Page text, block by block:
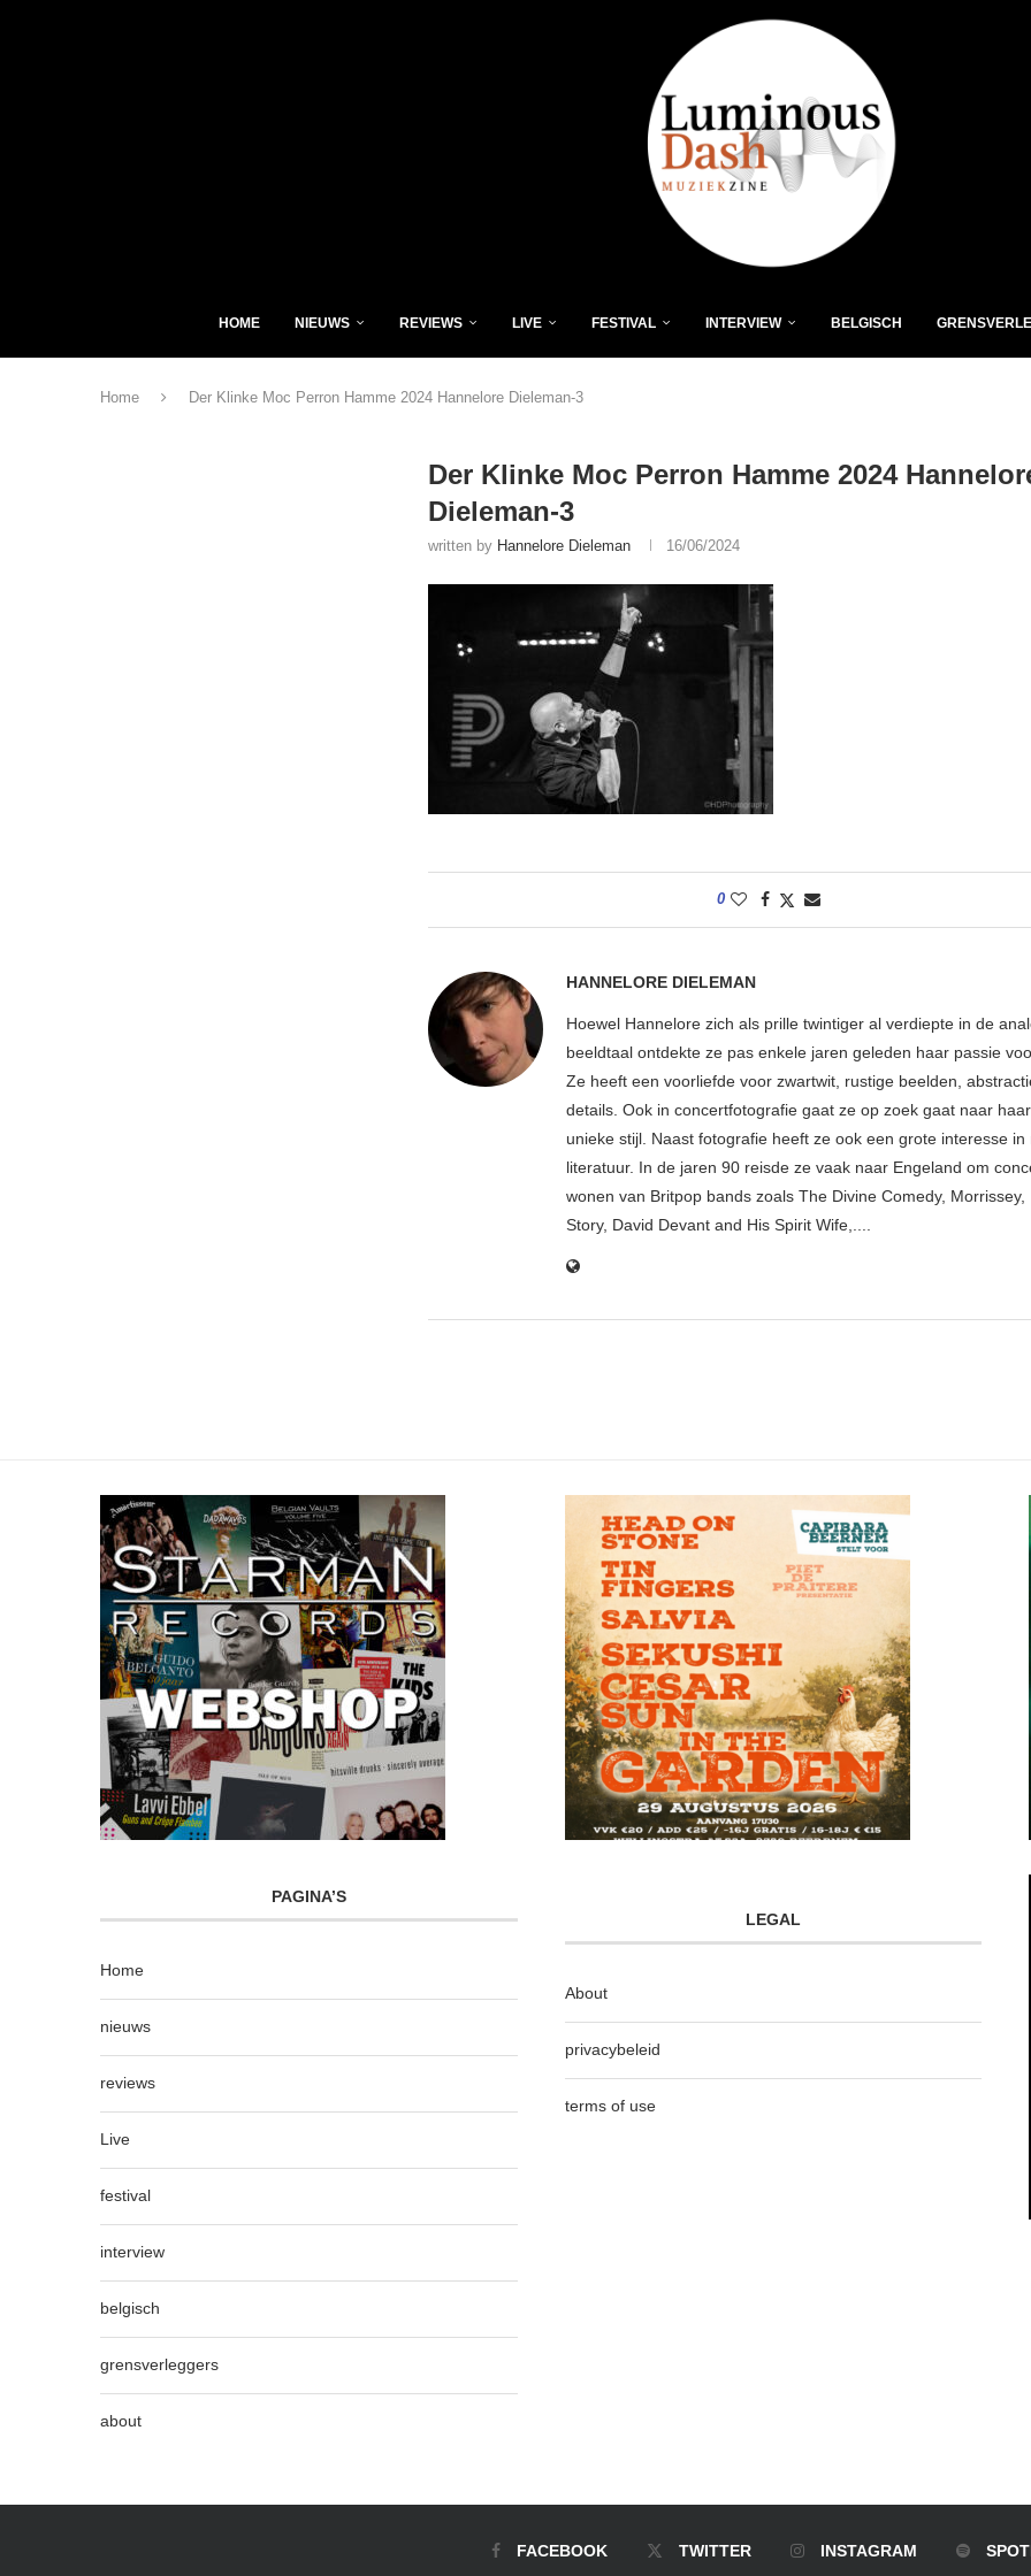
HOME NIEUWS REVIEWS LIVE FESTIVAL INTERVIEW BELGISCH
Home Der Klinke Moc Perron Hamme 2024 Hannelore Dieleman-3
Der Klinke Moc Perron Hamme 2024
Dieleman-3
written by Hannelore Dieleman 16/06/2024
0
HANNELORE DIELEMAN
Hoewel Hannelore zich als prille twintiger al verdiepte in de
beeldtaal ontdekte ze pas enkele jaren geleden haar passie
Ze heeft een voorliefde voor zwartwit, rustige beelden,
details. Ook in concertfotografie gaat ze op zoek gaat naar
unieke stijl. Naast fotografie heeft ze ook een grote interesse in
literatuur. In de jaren 90 reisde ze vaak naar Engeland om
wonen van Britpop bands zoals The Divine Comedy, Morrissey,
Story, David Devant and His Spirit Wife,....
PAGINA’S
Home
nieuws
reviews
Live
festival
interview
belgisch
grensverleggers
about
LEGAL
About
privacybeleid
terms of use
FACEBOOK TWITTER INSTAGRAM